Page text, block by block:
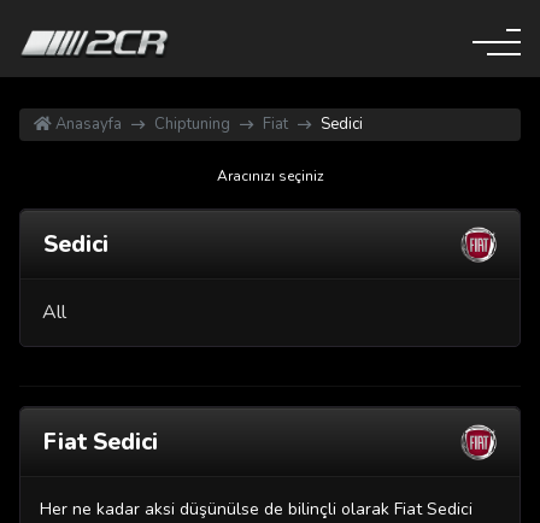
Anasayfa Chiptuning Fiat Sedici
Aracınızı seçiniz
Sedici
All
Fiat Sedici
Her ne kadar aksi düşünülse de bilinçli olarak Fiat Sedici